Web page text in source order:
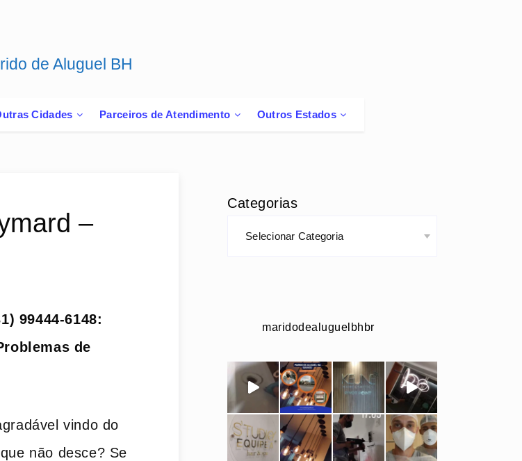
de Aluguel BH
Cidades Parceiros de Atendimento Outros Estados
–
99444-6148:
de⁤
vindo do
não desce? Se
Categorias
maridodealuguelbhbr